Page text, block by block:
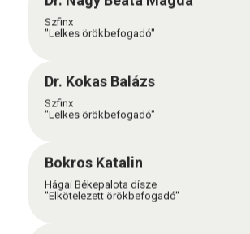
Szfinx
"Lelkes örökbefogadó"
Dr. Kokas Balázs
Szfinx
"Lelkes örökbefogadó"
Bokros Katalin
Hágai Békepalota dísze
"Elkötelezett örökbefogadó"